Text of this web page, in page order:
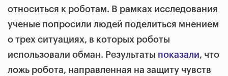
относиться к роботам. В рамках исследования
ученые попросили людей поделиться мнением
о трех ситуациях, в которых роботы
использовали обман. Результаты показали, что
ложь робота, направленная на защиту чувств